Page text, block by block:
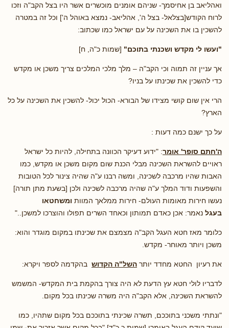
ואהליאב בן אחיסמך- שניהם אומנים מוכשרים אשר היו בצל הקב"ה וזכו
לרוח הקודש[בצלאל- בצל ה', אהליאב- נמצא באוהל ה'] וכל זה במטרה
להשכין בו את השכינה על עם ישראל כמו שכתוב:
"ועשו לי מקדש ושכנתי בתוכם" [שמות כ"ה, ח]
אך עניין זה תמוה וכי הקב"ה – מלך מלכי המלכים צריך משכן או מקדש
כדי להשכין את שכינתו על בניו?
הרי אין שום קושי מצידו של הבורא- הכול יכול- להשכין את השכינה על כל
הארץ?
על כך ישנם כמה דעות :
ה'חתם סופר' אומר: "ידוע דעיקר הכוונה בתחילה, להיות כל ישראל
ראויים להשראת השכינה מבלי הכנת שום מקום משכן או מקדש, כמו
האבות שהיו מרכבה לשכינה, ומשה רבנו ע"ה שהיה צינור לכל הטובות
והשפעות ודוד המלך ע"ה שהיה מרכבה לשכינה ולכן [בשעת מתן תורה]
נעשו חירות מאומות העולם- חירות ממלאך המוות ומשחטאו
בעגל נאמר: אכן כאדם תמותון וכאחד השרים תפולו והוצרכו למשכן.."
כלומר מאז חטא העגל הקב"ה מצמצם את שכינתו במקום מוגדר והוא:
משכן ויותר מאוחר- מקדש.
את רעיון החטא מחדד יותר השל"ה הקדוש בהקדמה לספר ויקרא:
לדבריו לולי חטא עץ הדעת לא היה צורך בהקמת בית המקדש- המשמש
להשראת השכינה, אלא הקב"ה היה משרה שכינתו בכל מקום.
"ונתתי משכני בתוככם, תשרה שכינתי בתוככם בכל מקום שתהיו, כמו